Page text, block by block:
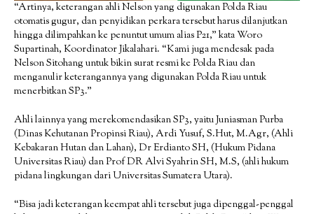
“Artinya, keterangan ahli Nelson yang digunakan Polda Riau
otomatis gugur, dan penyidikan perkara tersebut harus dilanjutkan
hingga dilimpahkan ke penuntut umum alias P21,” kata Woro
Supartinah, Koordinator Jikalahari. “Kami juga mendesak pada
Nelson Sitohang untuk bikin surat resmi ke Polda Riau dan
menganulir keterangannya yang digunakan Polda Riau untuk
menerbitkan SP3.”
Ahli lainnya yang merekomendasikan SP3, yaitu Juniasman Purba
(Dinas Kehutanan Propinsi Riau), Ardi Yusuf, S.Hut, M.Agr, (Ahli
Kebakaran Hutan dan Lahan), Dr Erdianto SH, (Hukum Pidana
Universitas Riau) dan Prof DR Alvi Syahrin SH, M.S, (ahli hukum
pidana lingkungan dari Universitas Sumatera Utara).
“Bisa jadi keterangan keempat ahli tersebut juga dipenggal-penggal